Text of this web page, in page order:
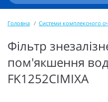
Головна Системи комплексного
Фільтр
пом'якшення
FK1252CIMIXA